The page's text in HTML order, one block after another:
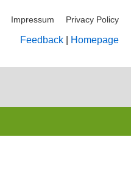
Impressum Privacy Policy
Feedback Homepage